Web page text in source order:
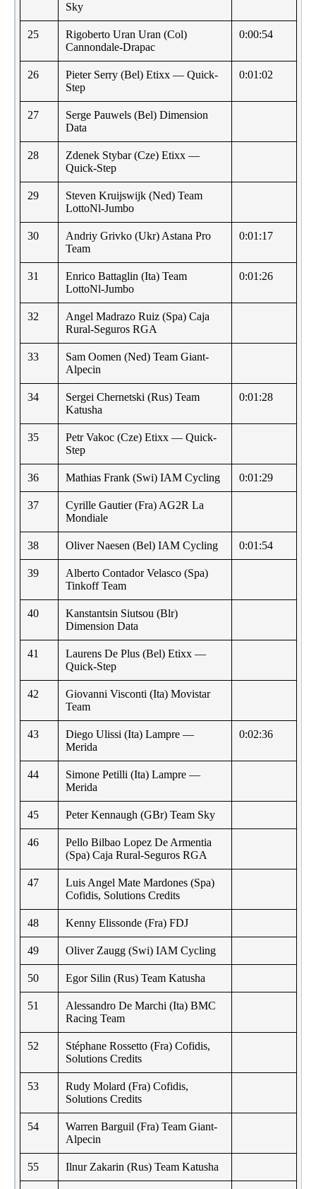
Sky
25
Rigoberto Uran Uran (Col)
Cannondale-Drapac
0:00:54
26
Pieter Serry (Bel) Etixx — Quick-
Step
0:01:02
27
Serge Pauwels (Bel) Dimension
Data
28
Zdenek Stybar (Cze) Etixx —
Quick-Step
29
Steven Kruijswijk (Ned) Team
LottoNl-Jumbo
30
Andriy Grivko (Ukr) Astana Pro
Team
0:01:17
31
Enrico Battaglin (Ita) Team
LottoNl-Jumbo
0:01:26
32
Angel Madrazo Ruiz (Spa) Caja
Rural-Seguros RGA
33
Sam Oomen (Ned) Team Giant-
Alpecin
34
Sergei Chernetski (Rus) Team
Katusha
0:01:28
35
Petr Vakoc (Cze) Etixx — Quick-
Step
36 Mathias Frank (Swi) IAM Cycling 0:01:29
37
Cyrille Gautier (Fra) AG2R La
Mondiale
38 Oliver Naesen (Bel) IAM Cycling 0:01:54
39
Alberto Contador Velasco (Spa)
Tinkoff Team
40
Kanstantsin Siutsou (Blr)
Dimension Data
41
Laurens De Plus (Bel) Etixx —
Quick-Step
42
Giovanni Visconti (Ita) Movistar
Team
43
Diego Ulissi (Ita) Lampre —
Merida
0:02:36
44
Simone Petilli (Ita) Lampre —
Merida
45 Peter Kennaugh (GBr) Team Sky
46
Pello Bilbao Lopez De Armentia
(Spa) Caja Rural-Seguros RGA
47
Luis Angel Mate Mardones (Spa)
Cofidis, Solutions Credits
48 Kenny Elissonde (Fra) FDJ
49 Oliver Zaugg (Swi) IAM Cycling
50 Egor Silin (Rus) Team Katusha
51
Alessandro De Marchi (Ita) BMC
Racing Team
52
Stéphane Rossetto (Fra) Cofidis,
Solutions Credits
53
Rudy Molard (Fra) Cofidis,
Solutions Credits
54
Warren Barguil (Fra) Team Giant-
Alpecin
55 Ilnur Zakarin (Rus) Team Katusha